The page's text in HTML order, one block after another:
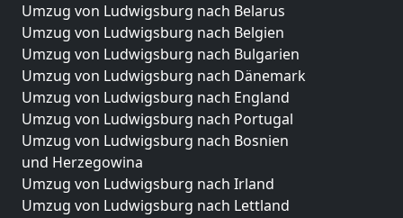
Umzug von Ludwigsburg nach Belarus
Umzug von Ludwigsburg nach Belgien
Umzug von Ludwigsburg nach Bulgarien
Umzug von Ludwigsburg nach Dänemark
Umzug von Ludwigsburg nach England
Umzug von Ludwigsburg nach Portugal
Umzug von Ludwigsburg nach Bosnien
und Herzegowina
Umzug von Ludwigsburg nach Irland
Umzug von Ludwigsburg nach Lettland